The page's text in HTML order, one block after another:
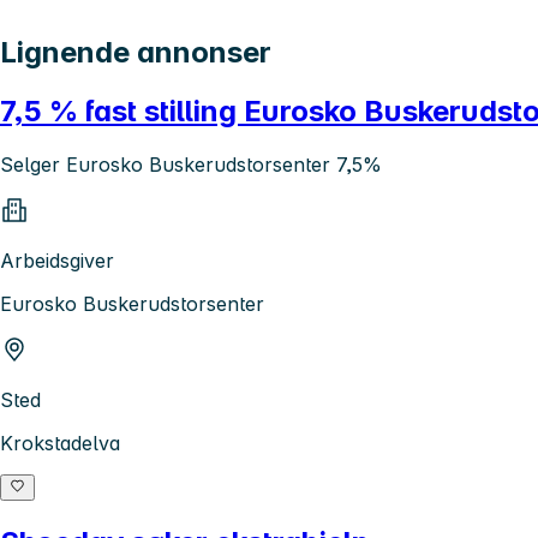
Lignende annonser
7,5 % fast stilling Eurosko
Selger Eurosko Buskerudstorsenter 7,5%
Arbeidsgiver
Eurosko Buskerudstorsenter
Sted
Krokstadelva